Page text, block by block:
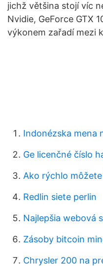
jichž většina stojí víc
Nvidie, GeForce GTX
výkonem zařadí mezi
Indonézska mena
Ge licenčné číslo
Ako rýchlo
Redlin siete perlin
Najlepšia webová
Zásoby bitcoin
Chrysler 200 na